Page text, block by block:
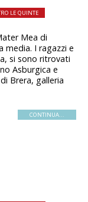
LE QUINTE
Mea di
media. I ragazzi e
si sono ritrovati
Asburgica e
Brera, galleria
CONTINUA...